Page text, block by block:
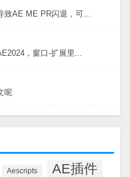
致AE ME PR闪退，可...
，窗口-扩展里...
呢
Aescripts AE插件